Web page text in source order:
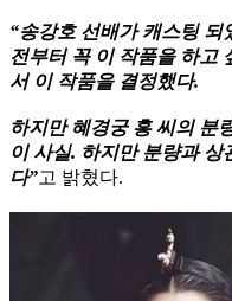
“송강호 선배가 캐스팅 되
전부터 꼭 이 작품을 하고
서 이 작품을 결정했다.
하지만 혜경궁 홍 씨의 분
이 사실. 하지만 분량과
다”고 밝혔다.